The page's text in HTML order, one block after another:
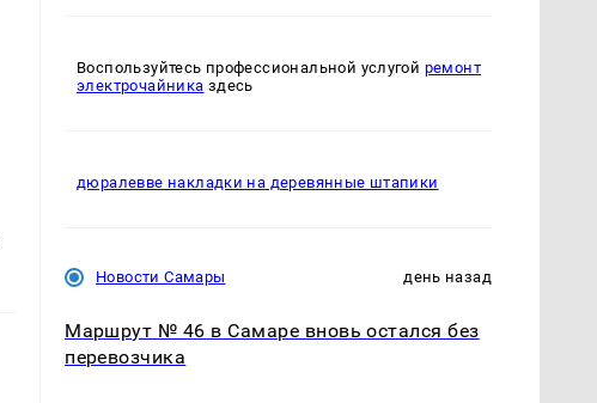
Воспользуйтесь профессиональной услугой ремонт
электрочайника здесь
дюралевве накладки на деревянные штапики
Новости Самары день назад
Маршрут № 46 в Самаре вновь остался без
перевозчика